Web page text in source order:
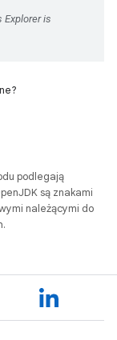
podlegają
są znakami
należącymi do